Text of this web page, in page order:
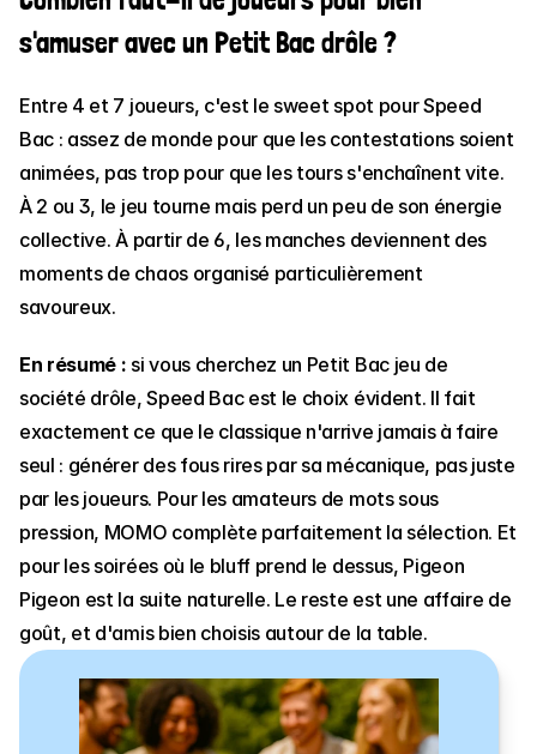
s'amuser avec un Petit Bac drôle ?
Entre 4 et 7 joueurs, c'est le sweet spot pour Speed
Bac : assez de monde pour que les contestations soient
animées, pas trop pour que les tours s'enchaînent vite.
À 2 ou 3, le jeu tourne mais perd un peu de son énergie
collective. À partir de 6, les manches deviennent des
moments de chaos organisé particulièrement
savoureux.
En résumé : si vous cherchez un Petit Bac jeu de
société drôle, Speed Bac est le choix évident. Il fait
exactement ce que le classique n'arrive jamais à faire
seul : générer des fous rires par sa mécanique, pas juste
par les joueurs. Pour les amateurs de mots sous
pression, MOMO complète parfaitement la sélection. Et
pour les soirées où le bluff prend le dessus, Pigeon
Pigeon est la suite naturelle. Le reste est une affaire de
goût, et d'amis bien choisis autour de la table.